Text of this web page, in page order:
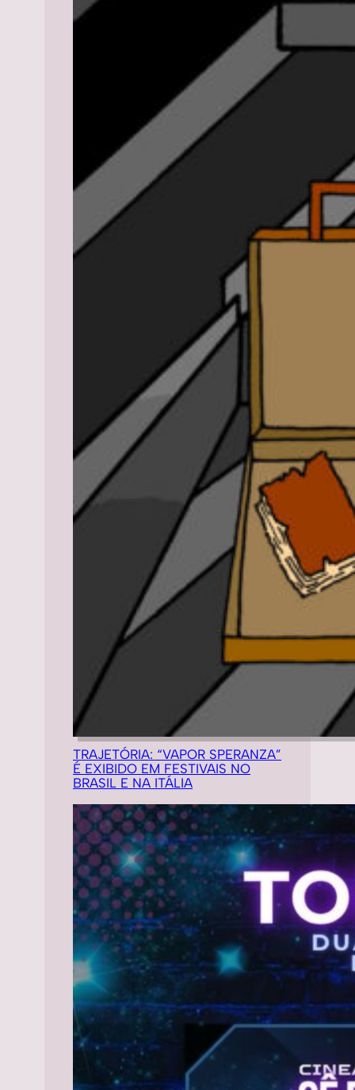
TRAJETÓRIA: “VAPOR SPERANZA”
É EXIBIDO EM FESTIVAIS NO
BRASIL E NA ITÁLIA